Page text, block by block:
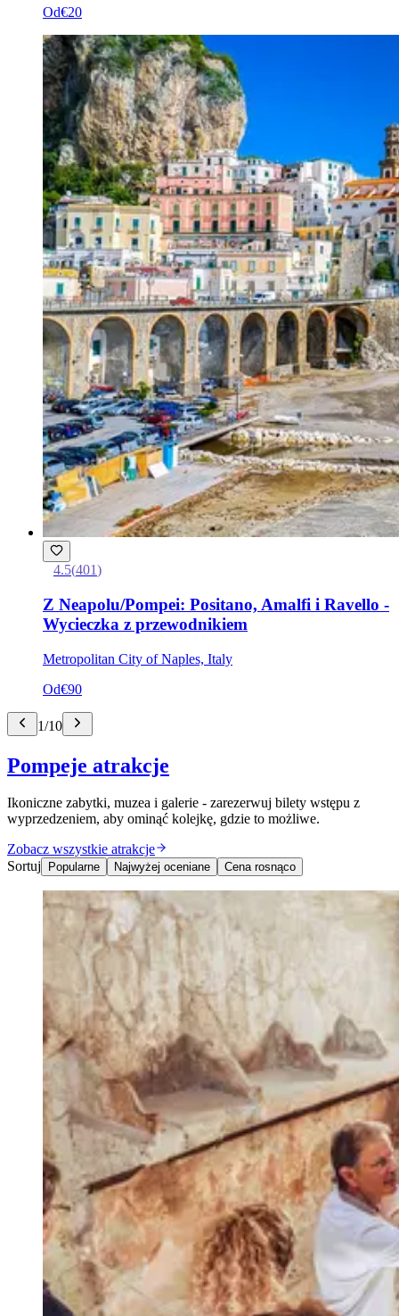
Od€20
4.5(401)
Z Neapolu/Pompei: Positano, Amalfi i Ravello -
Wycieczka z przewodnikiem
Metropolitan City of Naples, Italy
Od€90
1/10
Pompeje atrakcje
Ikoniczne zabytki, muzea i galerie - zarezerwuj bilety wstępu z
wyprzedzeniem, aby ominąć kolejkę, gdzie to możliwe.
Zobacz wszystkie atrakcje
Sortuj
Popularne Najwyżej oceniane Cena rosnąco